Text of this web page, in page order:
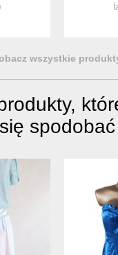
wszystkie
się spodobać